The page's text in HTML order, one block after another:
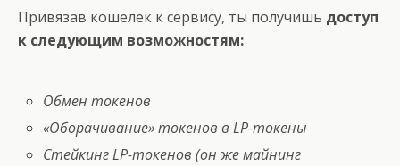
Привязав кошелёк к сервису, ты получишь доступ
к следующим возможностям:
Обмен токенов
«Оборачивание» токенов в LP-токены
Стейкинг LP-токенов (он же майнинг